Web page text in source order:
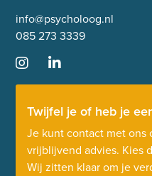
info@psycholoog.nl
085 273 3339
Twijfel je of heb je
Je kunt contact met ons
vrijblijvend advies. Kies
Wij zitten klaar om je